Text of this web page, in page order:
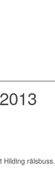
Hilding rälsbuss.